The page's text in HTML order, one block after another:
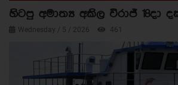
හිටපු අමාත්‍ය අකිල විරාජ් 18දා
Wednesday / 5 / 2026 461